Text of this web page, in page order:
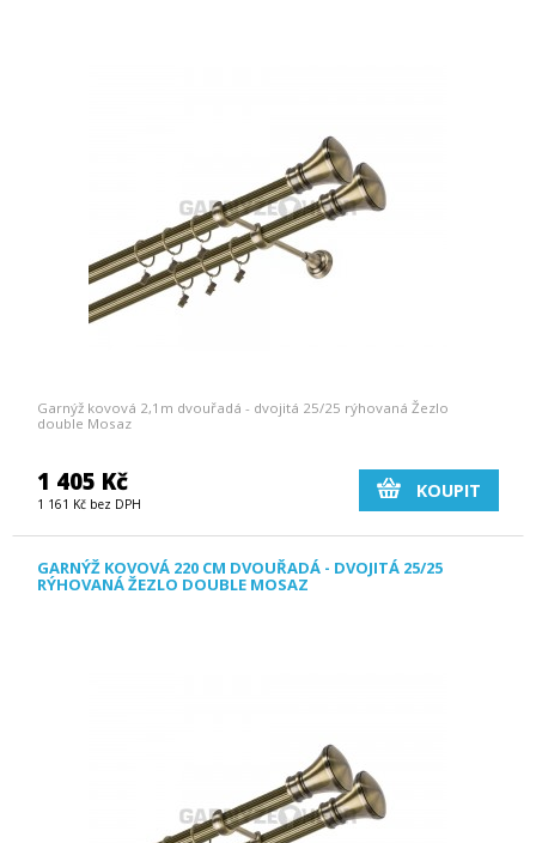
Garnýž kovová 2,1m dvouřadá - dvojitá 25/25 rýhovaná Žezlo
double Mosaz
1 405 Kč
1 161 Kč bez DPH
KOUPIT
GARNÝŽ KOVOVÁ 220 CM DVOUŘADÁ - DVOJITÁ 25/25
RÝHOVANÁ ŽEZLO DOUBLE MOSAZ